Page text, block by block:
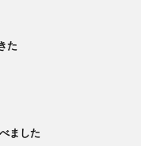
た
ました